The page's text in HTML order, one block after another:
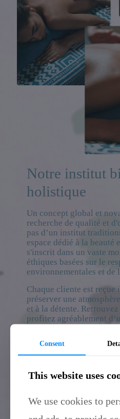
Notre institut
holistique
Un concept global et
recherche de qualité et
pas d’un institut
espace dédié à la beauté
s'inscrit dans un vaste
éthiques basées sur le
environnementales et de
Chaque cliente est
préserver une
et à la détente.
profitez agréablement
Depuis 2015,
Consent
This website uses
We use cookies to